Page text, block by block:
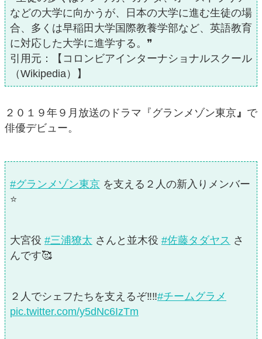
などの大学に向かうが、日本の大学に進む生徒の場
合、多くは早稲田大学国際教養学部など、英語教育
に対応した大学に進学する。❞
引用元：【コロンビアインターナショナルスクール
（Wikipedia）】
２０１９年９月放送のドラマ『グランメゾン東京 』 で
俳優デビュー。
#グランメゾン東京 を支える２人の新入りメンバー
⭐️
大宮役 #三浦獠太 さんと並木役 #佐藤タダヤス さ
んです🥰
２人でシェフたちを支えるぞ‼️‼️#チームグラメ
pic.twitter.com/y5dNc6IzTm